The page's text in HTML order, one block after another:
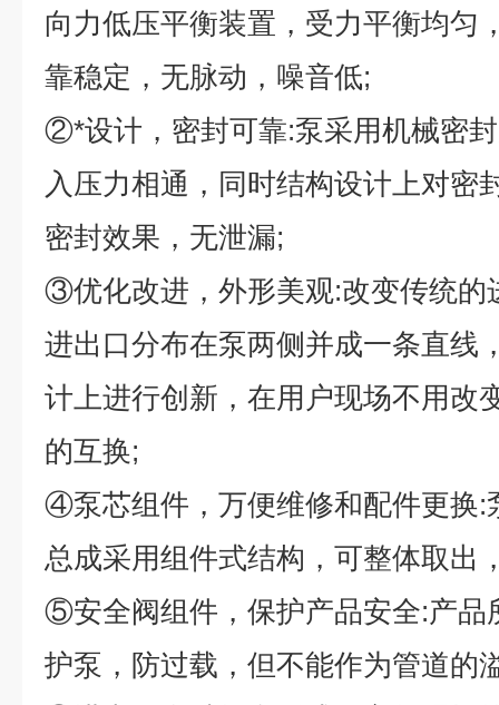
向力低压平衡装置，受力平衡均匀
靠稳定，无脉动，噪音低;
②*设计，密封可靠:泵采用机械密
入压力相通，同时结构设计上对密
密封效果，无泄漏;
③优化改进，外形美观:改变传统的
进出口分布在泵两侧并成一条直线
计上进行创新，在用户现场不用改
的互换;
④泵芯组件，万便维修和配件更换:
总成采用组件式结构，可整体取出
⑤安全阀组件，保护产品安全:产品
护泵，防过载，但不能作为管道的